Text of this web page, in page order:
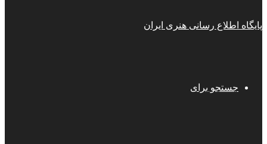
پایگاه اطلاع رسانی هنری ایران
جستجو برای